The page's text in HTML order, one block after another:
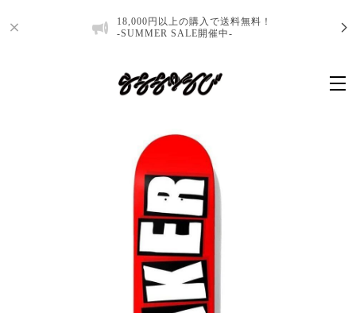
18,000円以上の購入で送料無料！
-SUMMER SALE開催中-